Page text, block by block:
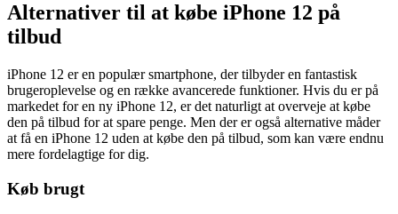
Alternativer til at købe iPhone 12 på
tilbud
iPhone 12 er en populær smartphone, der tilbyder en fantastisk
brugeroplevelse og en række avancerede funktioner. Hvis du er på
markedet for en ny iPhone 12, er det naturligt at overveje at købe
den på tilbud for at spare penge. Men der er også alternative måder
at få en iPhone 12 uden at købe den på tilbud, som kan være endnu
mere fordelagtige for dig.
Køb brugt